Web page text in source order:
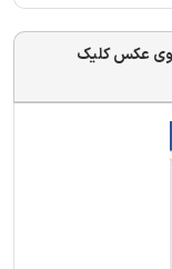
روی عکس کلیک